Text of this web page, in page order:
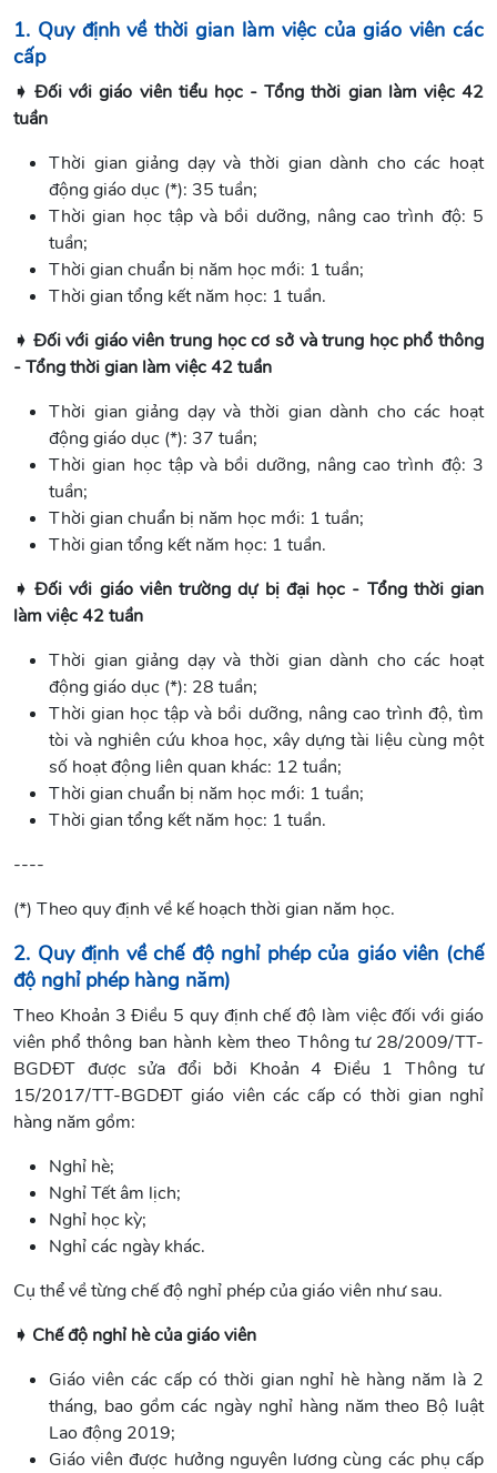
1. Quy định về thời gian làm việc của giáo viên các
cấp
➧ Đối với giáo viên tiểu học - Tổng thời gian làm việc 42
tuần
Thời gian giảng dạy và thời gian dành cho các hoạt
động giáo dục (*): 35 tuần;
Thời gian học tập và bồi dưỡng, nâng cao trình độ: 5
tuần;
Thời gian chuẩn bị năm học mới: 1 tuần;
Thời gian tổng kết năm học: 1 tuần.
➧ Đối với giáo viên trung học cơ sở và trung học phổ thông
- Tổng thời gian làm việc 42 tuần
Thời gian giảng dạy và thời gian dành cho các hoạt
động giáo dục (*): 37 tuần;
Thời gian học tập và bồi dưỡng, nâng cao trình độ: 3
tuần;
Thời gian chuẩn bị năm học mới: 1 tuần;
Thời gian tổng kết năm học: 1 tuần.
➧ Đối với giáo viên trường dự bị đại học - Tổng thời gian
làm việc 42 tuần
Thời gian giảng dạy và thời gian dành cho các hoạt
động giáo dục (*): 28 tuần;
Thời gian học tập và bồi dưỡng, nâng cao trình độ, tìm
tòi và nghiên cứu khoa học, xây dựng tài liệu cùng một
số hoạt động liên quan khác: 12 tuần;
Thời gian chuẩn bị năm học mới: 1 tuần;
Thời gian tổng kết năm học: 1 tuần.
----
(*) Theo quy định về kế hoạch thời gian năm học.
2. Quy định về chế độ nghỉ phép của giáo viên (chế
độ nghỉ phép hàng năm)
Theo Khoản 3 Điều 5 quy định chế độ làm việc đối với giáo
viên phổ thông ban hành kèm theo Thông tư 28/2009/TT-
BGDĐT được sửa đổi bởi Khoản 4 Điều 1 Thông tư
15/2017/TT-BGDĐT giáo viên các cấp có thời gian nghỉ
hàng năm gồm:
Nghỉ hè;
Nghỉ Tết âm lịch;
Nghỉ học kỳ;
Nghỉ các ngày khác.
Cụ thể về từng chế độ nghỉ phép của giáo viên như sau.
➧ Chế độ nghỉ hè của giáo viên
Giáo viên các cấp có thời gian nghỉ hè hàng năm là 2
tháng, bao gồm các ngày nghỉ hàng năm theo Bộ luật
Lao động 2019;
Giáo viên được hưởng nguyên lương cùng các phụ cấp